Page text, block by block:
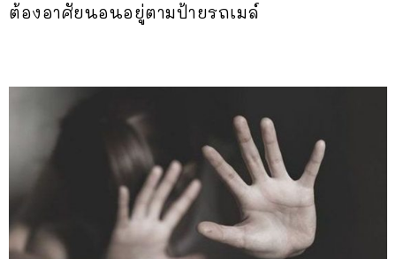
ต้องอาศัยนอนอยู่ตามป้ายรถเมล์